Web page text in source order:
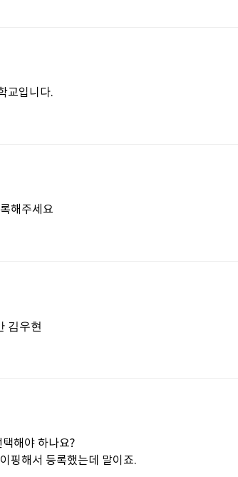
교입니다.
해주세요
김우현
해야 하나요?
핑해서 등록했는데 말이죠.